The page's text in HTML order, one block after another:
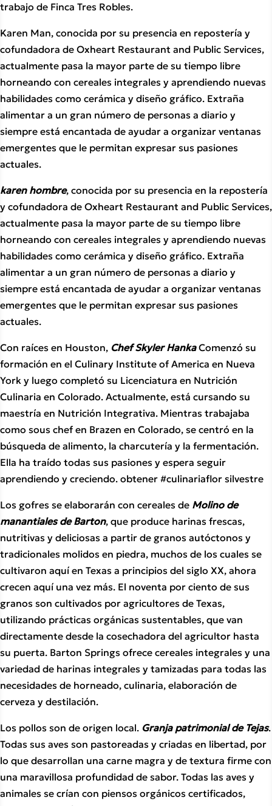
trabajo de Finca Tres Robles.
Karen Man, conocida por su presencia en repostería y
cofundadora de Oxheart Restaurant and Public Services,
actualmente pasa la mayor parte de su tiempo libre
horneando con cereales integrales y aprendiendo nuevas
habilidades como cerámica y diseño gráfico. Extraña
alimentar a un gran número de personas a diario y
siempre está encantada de ayudar a organizar ventanas
emergentes que le permitan expresar sus pasiones
actuales.
karen hombre, conocida por su presencia en la repostería
y cofundadora de Oxheart Restaurant and Public Services,
actualmente pasa la mayor parte de su tiempo libre
horneando con cereales integrales y aprendiendo nuevas
habilidades como cerámica y diseño gráfico. Extraña
alimentar a un gran número de personas a diario y
siempre está encantada de ayudar a organizar ventanas
emergentes que le permitan expresar sus pasiones
actuales.
Con raíces en Houston, Chef Skyler HankaComenzó su
formación en el Culinary Institute of America en Nueva
York y luego completó su Licenciatura en Nutrición
Culinaria en Colorado. Actualmente, está cursando su
maestría en Nutrición Integrativa. Mientras trabajaba
como sous chef en Brazen en Colorado, se centró en la
búsqueda de alimento, la charcutería y la fermentación.
Ella ha traído todas sus pasiones y espera seguir
aprendiendo y creciendo. obtener #culinariaflor silvestre
Los gofres se elaborarán con cereales de Molino de
manantiales de Barton, que produce harinas frescas,
nutritivas y deliciosas a partir de granos autóctonos y
tradicionales molidos en piedra, muchos de los cuales se
cultivaron aquí en Texas a principios del siglo XX, ahora
crecen aquí una vez más. El noventa por ciento de sus
granos son cultivados por agricultores de Texas,
utilizando prácticas orgánicas sustentables, que van
directamente desde la cosechadora del agricultor hasta
su puerta. Barton Springs ofrece cereales integrales y una
variedad de harinas integrales y tamizadas para todas las
necesidades de horneado, culinaria, elaboración de
cerveza y destilación.
Los pollos son de origen local. Granja patrimonial de Tejas.
Todas sus aves son pastoreadas y criadas en libertad, por
lo que desarrollan una carne magra y de textura firme con
una maravillosa profundidad de sabor. Todas las aves y
animales se crían con piensos orgánicos certificados,